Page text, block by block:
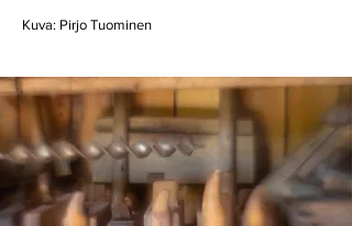
Kuva: Pirjo Tuominen